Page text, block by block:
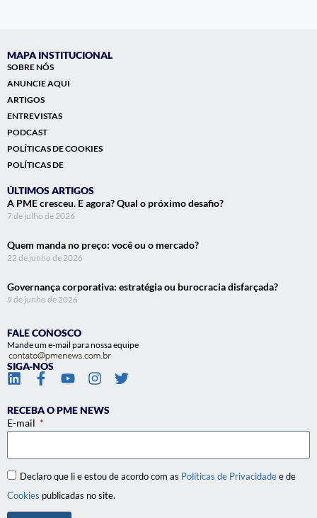
MAPA INSTITUCIONAL
SOBRE NÓS
ANUNCIE AQUI
ARTIGOS
ENTREVISTAS
PODCAST
POLÍTICAS DE COOKIES
POLÍTICAS DE
ÚLTIMOS ARTIGOS
A PME cresceu. E agora? Qual o próximo desafio?
7 de julho de 2026
Quem manda no preço: você ou o mercado?
22 de junho de 2026
Governança corporativa: estratégia ou burocracia disfarçada?
9 de junho de 2026
FALE CONOSCO
Mande um e-mail para nossa equipe
SIGA-NOS
RECEBA O PME NEWS
E-mail
Declaro que li e estou de acordo com as Políticas de Privacidadee de
Cookies publicadas no site.